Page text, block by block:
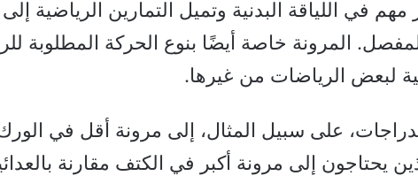
في اللياقة البدنية وتميل التمارين الرياضية إلى
المرونة خاصة أيضًا بنوع الحركة المطلوبة
لبعض الرياضات من غيرها.
على سبيل المثال، إلى مرونة أقل في
يحتاجون إلى مرونة أكبر في الكتف مقارنة